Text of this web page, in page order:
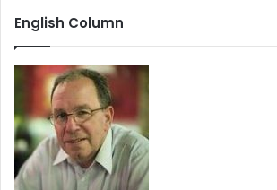
English Column